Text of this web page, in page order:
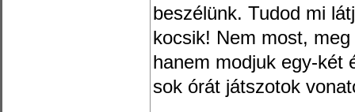
beszélünk. Tudod mi
kocsik! Nem most,
hanem modjuk egy-két
sok órát játszotok